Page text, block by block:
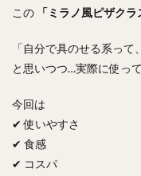
この
「ミラノ風ピザクラ
「自分で具のせる系って
と思いつつ…実際に使って
今回は
✔ 使いやすさ
✔ 食感
✔ コスパ